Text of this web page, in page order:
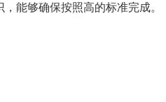
能够确保按照高的标准完成。